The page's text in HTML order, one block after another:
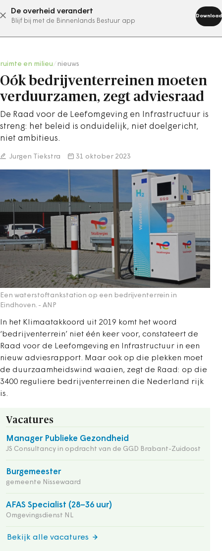
De overheid verandert
Blijf bij met de Binnenlands Bestuur app
Download
abonneer nu
ruimte en milieu nieuws
Oók bedrijventerreinen moeten
verduurzamen, zegt adviesraad
De Raad voor de Leefomgeving en Infrastructuur is
streng: het beleid is onduidelijk, niet doelgericht,
niet ambitieus.
Jurgen Tiekstra 31 oktober 2023
Een waterstoftankstation op een bedrijventerrein in
Eindhoven. - ANP
In het Klimaatakkoord uit 2019 komt het woord
‘bedrijventerrein’ niet één keer voor, constateert de
Raad voor de Leefomgeving en Infrastructuur in een
nieuw adviesrapport. Maar ook op die plekken moet
de duurzaamheidswind waaien, zegt de Raad: op die
3400 reguliere bedrijventerreinen die Nederland rijk
is.
Vacatures
Manager Publieke Gezondheid
JS Consultancy in opdracht van de GGD Brabant-Zuidoost
Burgemeester
gemeente Nissewaard
AFAS Specialist (28–36 uur)
Omgevingsdienst NL
Bekijk alle vacatures